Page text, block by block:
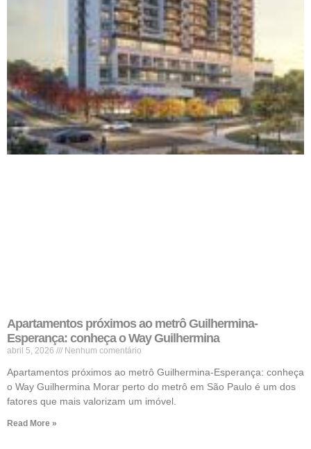
Apartamentos próximos ao metrô Guilhermina-
Esperança: conheça o Way Guilhermina
abril 5, 2026 Nenhum comentário
Apartamentos próximos ao metrô Guilhermina-Esperança: conheça
o Way Guilhermina Morar perto do metrô em São Paulo é um dos
fatores que mais valorizam um imóvel.
Read More »